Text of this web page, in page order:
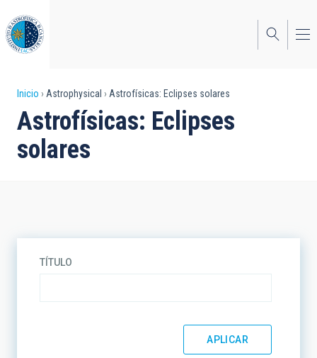
al
contenido
principal
Sobrescribir
enlaces
de
Inicio Astrophysical Astrofísicas: Eclipses solares
Astrofísicas: Eclipses
solares
TÍTULO